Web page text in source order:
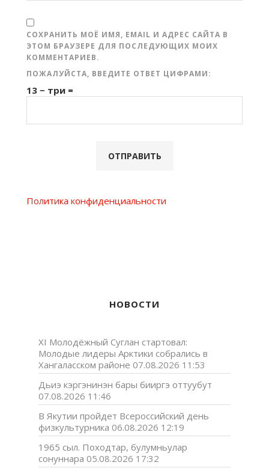
СОХРАНИТЬ МОЁ ИМЯ, EMAIL И АДРЕС САЙТА В
ЭТОМ БРАУЗЕРЕ ДЛЯ ПОСЛЕДУЮЩИХ МОИХ
КОММЕНТАРИЕВ.
ПОЖАЛУЙСТА, ВВЕДИТЕ ОТВЕТ ЦИФРАМИ:
13 − три =
Политика конфиденциальности
НОВОСТИ
XI Молодёжный Суглан стартовал:
Молодые лидеры Арктики собрались в
Хангаласском районе 07.08.2026 11:53
Дьиэ кэргэнинэн бары бииргэ оттуубут
07.08.2026 11:46
В Якутии пройдет Всероссийский день
физкультурника 06.08.2026 12:19
1965 сыл. Походтар, булумньулар
сонуннара 05.08.2026 17:32